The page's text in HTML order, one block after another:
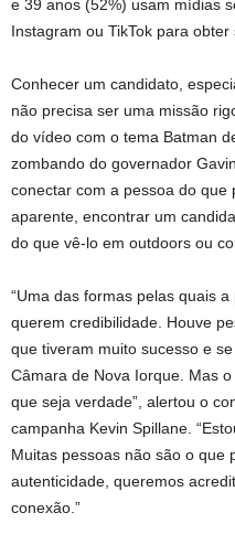
e 39 anos (52%) usam mídias
Instagram ou TikTok para obter
Conhecer um candidato,
não precisa ser uma missão
do vídeo com o tema Batman
zombando do governador
conectar com a pessoa do que
aparente, encontrar um
do que vê-lo em outdoors ou
“Uma das formas pelas quais
querem credibilidade. Houve
que tiveram muito sucesso e
Câmara de Nova Iorque. Mas
que seja verdade”, alertou o
campanha Kevin Spillane.
Muitas pessoas não são o que
autenticidade, queremos
conexão.”